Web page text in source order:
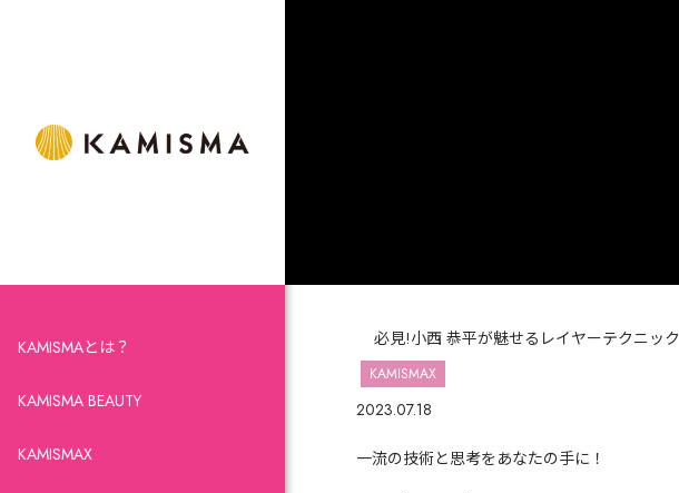
KAMISMAとは？
KAMISMA BEAUTY
KAMISMAX
必見!小西 恭平が魅せるレイヤーテクニック
KAMISMAX
2023.07.18
一流の技術と思考をあなたの手に！